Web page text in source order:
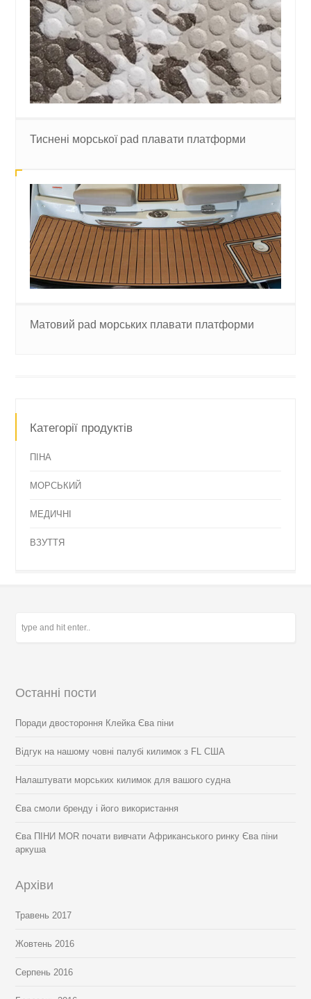
Тиснені морської pad плавати платформи
Матовий pad морських плавати платформи
Категорії продуктів
ПІНА
МОРСЬКИЙ
МЕДИЧНІ
ВЗУТТЯ
Останні пости
Поради двостороння Клейка Єва піни
Відгук на нашому човні палубі килимок з FL США
Налаштувати морських килимок для вашого судна
Єва смоли бренду і його використання
Єва ПІНИ MOR почати вивчати Африканського ринку Єва піни
аркуша
Архіви
Травень 2017
Жовтень 2016
Серпень 2016